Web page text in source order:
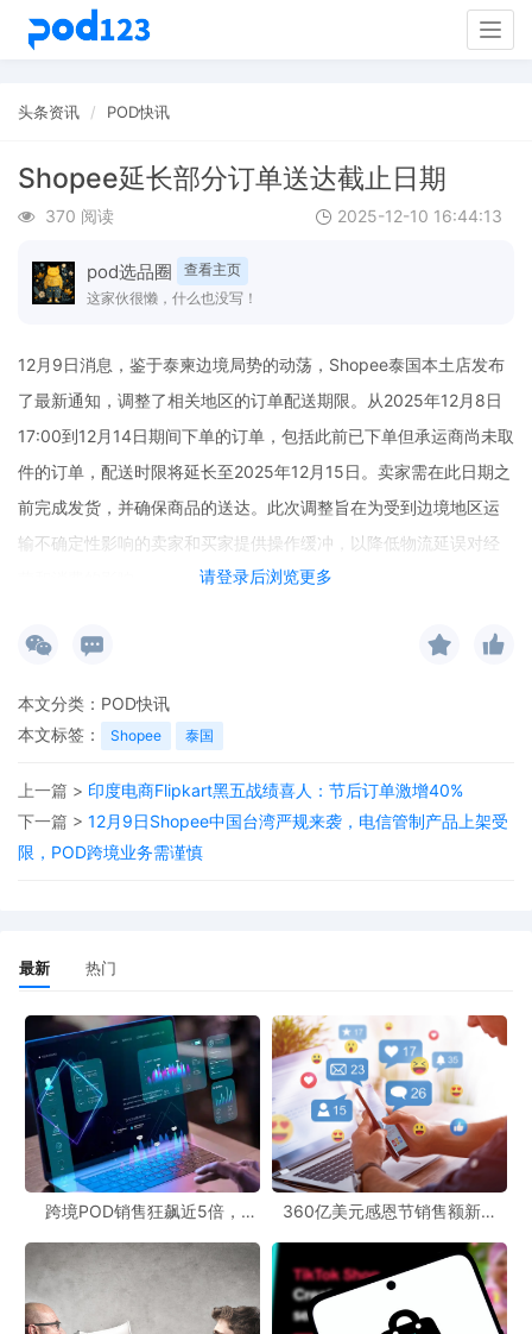
头条资讯 POD快讯
Shopee延长部分订单送达截止日期
370 阅读 2025-12-10 16:44:13
pod选品圈
查看主页
这家伙很懒，什么也没写！
请登录后浏览更多
12月9日消息，鉴于泰柬边境局势的动荡，Shopee泰国本土店发布
了最新通知，调整了相关地区的订单配送期限。从2025年12月8日
17:00到12月14日期间下单的订单，包括此前已下单但承运商尚未取
件的订单，配送时限将延长至2025年12月15日。卖家需在此日期之
前完成发货，并确保商品的送达。此次调整旨在为受到边境地区运
输不确定性影响的卖家和买家提供操作缓冲，以降低物流延误对经
本文分类： POD快讯
本文标签：
Shopee 泰国
上一篇 > 印度电商Flipkart黑五战绩喜人：节后订单激增40%
下一篇 > 12月9日Shopee中国台湾严规来袭，电信管制产品上架受
限，POD跨境业务需谨慎
最新 热门
跨境POD销售狂飙近5倍，
360亿美元感恩节销售额新纪
新风潮！